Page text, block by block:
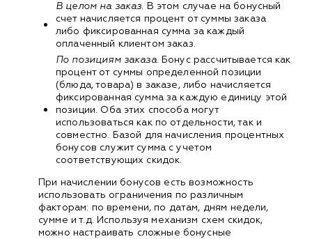
В целом на заказ. В этом случае на бонусный
счет начисляется процент от суммы заказа
либо фиксированная сумма за каждый
оплаченный клиентом заказ.
По позициям заказа. Бонус рассчитывается как
процент от суммы определенной позиции
(блюда, товара) в заказе, либо начисляется
фиксированная сумма за каждую единицу этой
позиции. Оба этих способа могут
использоваться как по отдельности, так и
совместно. Базой для начисления процентных
бонусов служит сумма с учетом
соответствующих скидок.
При начислении бонусов есть возможность
использовать ограничения по различным
факторам: по времени, по датам, дням недели,
сумме и т.д. Используя механизм схем скидок,
можно настраивать сложные бонусные